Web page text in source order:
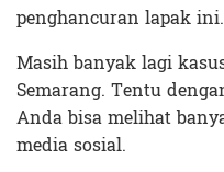
penghancuran lapak ini.
Masih banyak lagi
Semarang. Tentu
Anda bisa melihat
media sosial.